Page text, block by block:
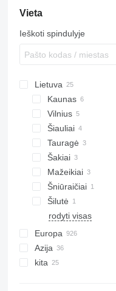
T780
T900
Vieta
Ieškoti spindulyje
Lietuva
Kaunas
Vilnius
Šiauliai
Tauragė
Šakiai
Mažeikiai
Šniūraičiai
Šilutė
rodyti visas
Europa
Azija
kita